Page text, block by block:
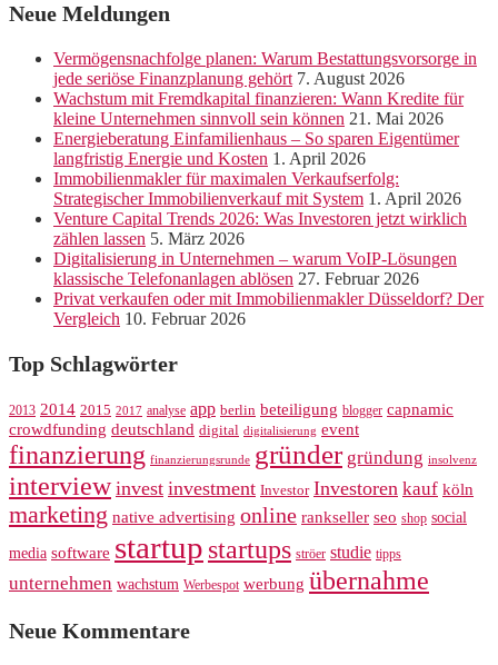
Neue Meldungen
Vermögensnachfolge planen: Warum Bestattungsvorsorge in
jede seriöse Finanzplanung gehört 7. August 2026
Wachstum mit Fremdkapital finanzieren: Wann Kredite für
kleine Unternehmen sinnvoll sein können 21. Mai 2026
Energieberatung Einfamilienhaus – So sparen Eigentümer
langfristig Energie und Kosten 1. April 2026
Immobilienmakler für maximalen Verkaufserfolg:
Strategischer Immobilienverkauf mit System 1. April 2026
Venture Capital Trends 2026: Was Investoren jetzt wirklich
zählen lassen 5. März 2026
Digitalisierung in Unternehmen – warum VoIP-Lösungen
klassische Telefonanlagen ablösen 27. Februar 2026
Privat verkaufen oder mit Immobilienmakler Düsseldorf? Der
Vergleich 10. Februar 2026
Top Schlagwörter
2013 2014 2015 2017 analyse app berlin beteiligung blogger capnamic
crowdfunding deutschland digital digitalisierung event
finanzierung finanzierungsrunde gründer gründung insolvenz
interview invest investment Investor Investoren kauf köln
marketing native advertising online rankseller seo shop social
media software startup startups ströer studie tipps
unternehmen wachstum Werbespot werbung übernahme
Neue Kommentare